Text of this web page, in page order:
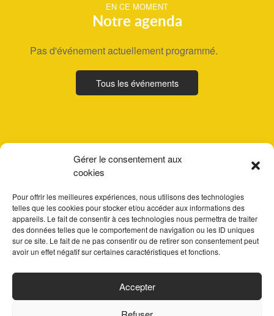
Gérer le consentement aux
cookies
Pour offrir les meilleures expériences, nous utilisons des technologies
telles que les cookies pour stocker et/ou accéder aux informations des
appareils. Le fait de consentir à ces technologies nous permettra de traiter
des données telles que le comportement de navigation ou les ID uniques
sur ce site. Le fait de ne pas consentir ou de retirer son consentement peut
avoir un effet négatif sur certaines caractéristiques et fonctions.
Accepter
EN CE MOMENT
Notre agenda
Pas d'événement actuellement programmé.
Tous les événements
ACCUEIL